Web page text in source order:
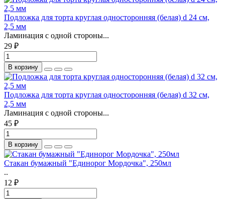
Подложка для торта круглая односторонняя (белая) d 24 см,
2,5 мм
Ламинация с одной стороны...
29 ₽
В корзину
Подложка для торта круглая односторонняя (белая) d 32 см,
2,5 мм
Ламинация с одной стороны...
45 ₽
В корзину
Стакан бумажный "Единорог Мордочка", 250мл
..
12 ₽